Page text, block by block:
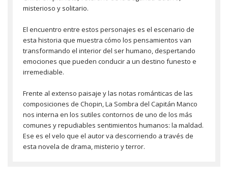
misterioso y solitario.
El encuentro entre estos personajes es el escenario de
esta historia que muestra cómo los pensamientos van
transformando el interior del ser humano, despertando
emociones que pueden conducir a un destino funesto e
irremediable.
Frente al extenso paisaje y las notas románticas de las
composiciones de Chopin, La Sombra del Capitán Manco
nos interna en los sutiles contornos de uno de los más
comunes y repudiables sentimientos humanos: la maldad.
Ese es el velo que el autor va descorriendo a través de
esta novela de drama, misterio y terror.